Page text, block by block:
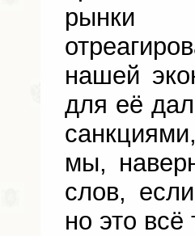
рынки
нашей
для её
мы,
слов,
но это всё